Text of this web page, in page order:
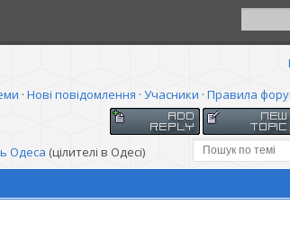
· Нові повідомлення · Учасники · Правила
Одеса (цілителі в Одесі)